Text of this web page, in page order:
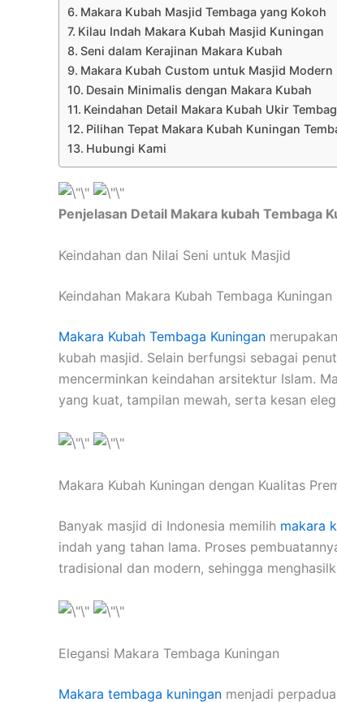
Makara Kubah Masjid Tembaga yang Kokoh
Kilau Indah Makara Kubah Masjid Kuningan
Seni dalam Kerajinan Makara Kubah
Makara Kubah Custom untuk Masjid Modern
Desain Minimalis dengan Makara Kubah
Keindahan Detail Makara Kubah Ukir
Pilihan Tepat Makara Kubah Kuningan
Hubungi Kami
Penjelasan Detail Makara kubah Tembaga
Keindahan dan Nilai Seni untuk Masjid
Keindahan Makara Kubah Tembaga Kuningan
Makara Kubah Tembaga Kuningan
kubah masjid. Selain berfungsi sebagai
mencerminkan keindahan arsitektur Islam.
yang kuat, tampilan mewah, serta kesan
Makara Kubah Kuningan dengan Kualitas
Banyak masjid di Indonesia memilih makara
indah yang tahan lama. Proses
tradisional dan modern, sehingga
Elegansi Makara Tembaga Kuningan
Makara tembaga kuningan menjadi